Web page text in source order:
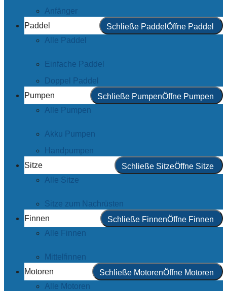
Anfänger
Paddel
Schließe Paddel Öffne Paddel
Alle Paddel
Einfache Paddel
Doppel Paddel
Pumpen
Schließe PumpenÖffne Pumpen
Alle Pumpen
Akku Pumpen
Handpumpen
Sitze
Schließe SitzeÖffne Sitze
Alle Sitze
Sitze zum Nachrüsten
Finnen
Schließe FinnenÖffne Finnen
Alle Finnen
Mittelfinnen
Motoren
Schließe MotorenÖffne Motoren
Alle Motoren